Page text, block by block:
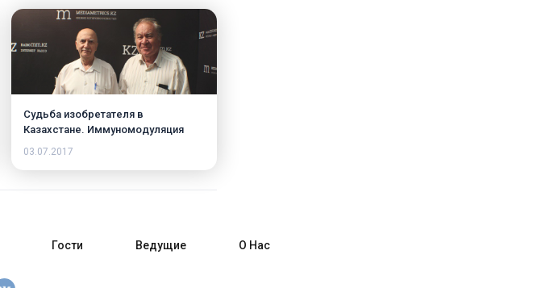
Судьба изобретателя в
Казахстане. Иммуномодуляция
03.07.2017
Гости Ведущие О Нас